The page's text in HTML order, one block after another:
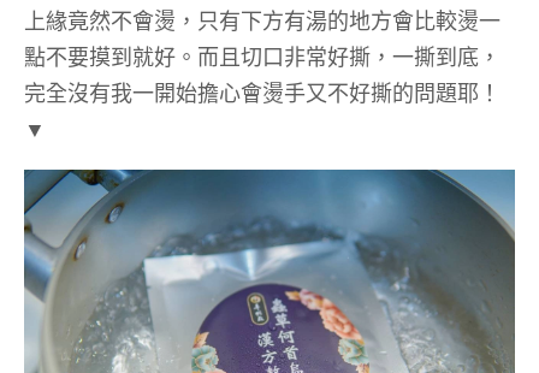
上緣竟然不會燙，只有下方有湯的地方會比較燙一
點不要摸到就好。而且切口非常好撕，一撕到底，
完全沒有我一開始擔心會燙手又不好撕的問題耶！
▼